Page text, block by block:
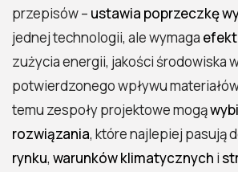
przepisów – ustawia poprzeczkę
jednej technologii, ale wymaga
zużycia energii, jakości środowiska
potwierdzonego wpływu
temu zespoły projektowe mogą
rozwiązania, które najlepiej pasują
rynku, warunków klimatycznych i